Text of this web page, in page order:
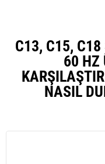
C13, C15,
60 HZ
NASIL